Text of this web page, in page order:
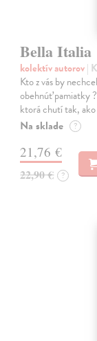
Bella Italia
kolektív autorov|
Kto z vás by
obehnúť pamiatky
ktorá chutí tak,
Na sklade ?
21,76 €
22,90 € ?